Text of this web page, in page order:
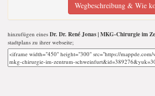
Wegbeschreibung & Wie
hinzufügen eines Dr. Dr. René Jonas | MKG-Chirurgie im
stadtplans zu ihrer webseite;